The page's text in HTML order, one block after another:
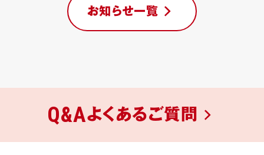
お知らせ一覧
Q&Aよくあるご質問